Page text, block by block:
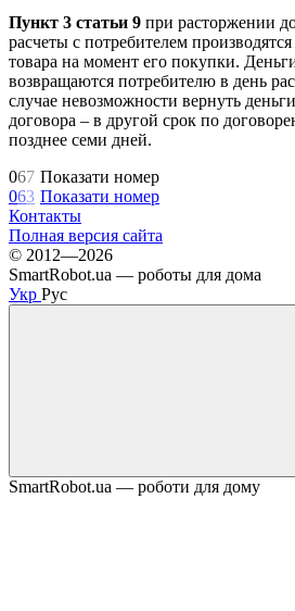
Пункт 3 статьи 9 при расторжении
расчеты с потребителем
товара на момент его покупки.
возвращаются потребителю в день
случае невозможности вернуть
договора – в другой срок по
позднее семи дней.
067 Показати номер
063 Показати номер
Контакты
Полная версия сайта
© 2012—2026
SmartRobot.ua — роботы для дома
Укр Рус
SmartRobot.ua — роботи для дому